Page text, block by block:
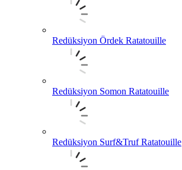
Redüksiyon Ördek Ratatouille
Redüksiyon Somon Ratatouille
Redüksiyon Surf&Truf Ratatouille